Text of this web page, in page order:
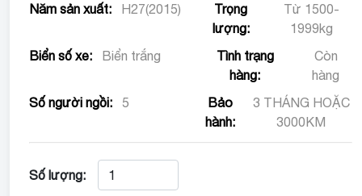
Năm sản xuất:
H27(2015)
Trọng
lượng:
Từ 1500-
1999kg
Biển số xe:
Biển trắng
Tình trạng
hàng:
Còn
hàng
Số người ngồi:
5
Bảo
hành:
3 THÁNG HOẶC
3000KM
Số lượng: